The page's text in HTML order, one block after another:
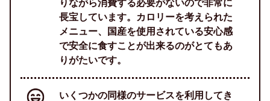
りながら消費する必要がないので非常に
長宝しています。カロリーを考えられた
メニュー、国産を使用されている安心感
で安全に食すことが出来るのがとてもあ
りがたいです。
いくつかの同様のサービスを利用してき